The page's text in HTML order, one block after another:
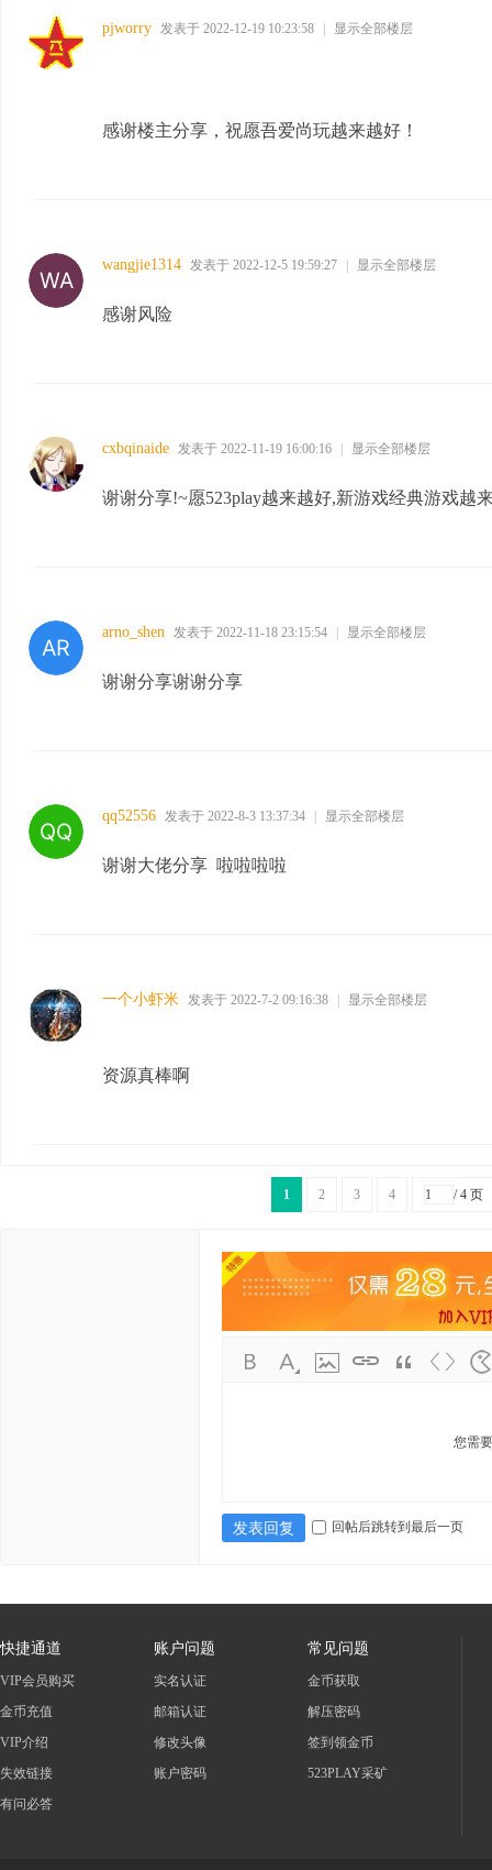
pjworry 发表于 2022-12-19 10:23:58 显示全部楼层
感谢楼主分享，祝愿吾爱尚玩越来越好！
wangjie1314 发表于 2022-12-5 19:59:27 显示全部楼层
感谢风险
cxbqinaide 发表于 2022-11-19 16:00:16 显示全部楼层
谢谢分享!~愿523play越来越好,新游戏经典游戏越
arno_shen 发表于 2022-11-18 23:15:54 显示全部楼层
谢谢分享谢谢分享
qq52556 发表于 2022-8-3 13:37:34 显示全部楼层
谢谢大佬分享 啦啦啦啦
一个小虾米 发表于 2022-7-2 09:16:38 显示全部楼层
资源真棒啊
1 2 3 4 / 4 页
您需
发表回复 回帖后跳转到最后一页
快捷通道
VIP会员购买
金币充值
VIP介绍
失效链接
有问必答
账户问题
实名认证
邮箱认证
修改头像
账户密码
常见问题
金币获取
解压密码
签到领金币
523PLAY采矿